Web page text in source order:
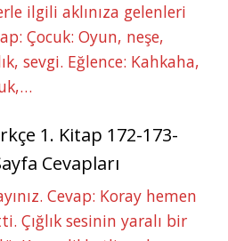
ilgili aklınıza gelenleri
Çocuk: Oyun, neşe,
sevgi. Eğlence: Kahkaha,
1. Kitap 172-173-
Cevapları
Cevap: Koray hemen
Çığlık sesinin yaralı bir